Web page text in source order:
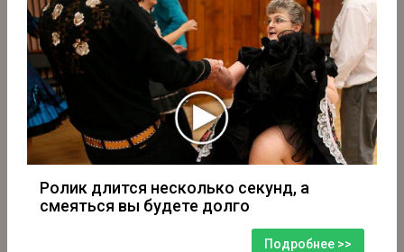
Ролик длится несколько секунд, а
смеяться вы будете долго
Подробнее >>